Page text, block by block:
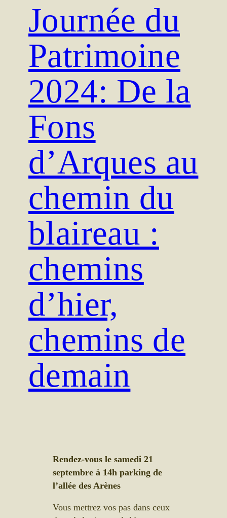
Journée du
Patrimoine
2024: De la
Fons
d’Arques au
chemin du
blaireau :
chemins
d’hier,
chemins de
demain
Rendez-vous le samedi 21
septembre à 14h parking de
l’allée des Arènes
Vous mettrez vos pas dans ceux